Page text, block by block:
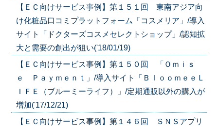
【ＥＣ向けサービス事例】第１５１回 東南アジア向
け化粧品口コミプラットフォーム「コスメリア」/導入
サイト「ドクターズコスメセレクトショップ」/認知拡
大と需要の創出が狙い('18/01/19)
【ＥＣ向けサービス事例】第１５０回 「Ｏｍｉｓ
ｅ Ｐａｙｍｅｎｔ」/導入サイト「ＢｌｏｏｍｅｅＬ
ＩＦＥ（ブルーミーライフ）」/定期通販以外の購入が
増加('17/12/21)
【ＥＣ向けサービス事例】第１４６回 ＳＮＳアプリ